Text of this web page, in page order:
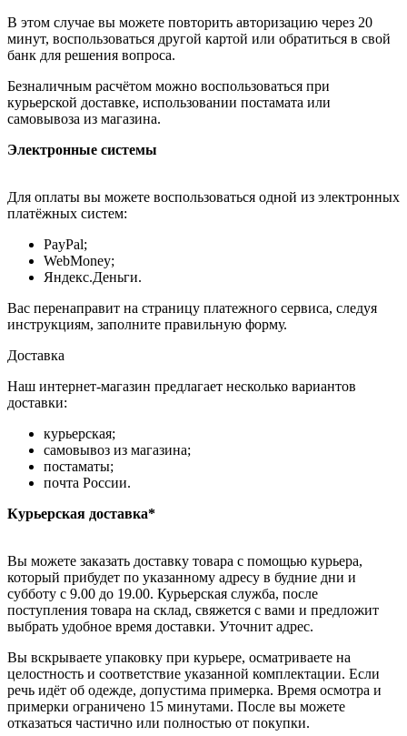
В этом случае вы можете повторить авторизацию через 20
минут, воспользоваться другой картой или обратиться в свой
банк для решения вопроса.
Безналичным расчётом можно воспользоваться при
курьерской доставке, использовании постамата или
самовывоза из магазина.
Электронные системы
Для оплаты вы можете воспользоваться одной из электронных
платёжных систем:
PayPal;
WebMoney;
Яндекс.Деньги.
Вас перенаправит на страницу платежного сервиса, следуя
инструкциям, заполните правильную форму.
Доставка
Наш интернет-магазин предлагает несколько вариантов
доставки:
курьерская;
самовывоз из магазина;
постаматы;
почта России.
Курьерская доставка*
Вы можете заказать доставку товара с помощью курьера,
который прибудет по указанному адресу в будние дни и
субботу с 9.00 до 19.00. Курьерская служба, после
поступления товара на склад, свяжется с вами и предложит
выбрать удобное время доставки. Уточнит адрес.
Вы вскрываете упаковку при курьере, осматриваете на
целостность и соответствие указанной комплектации. Если
речь идёт об одежде, допустима примерка. Время осмотра и
примерки ограничено 15 минутами. После вы можете
отказаться частично или полностью от покупки.